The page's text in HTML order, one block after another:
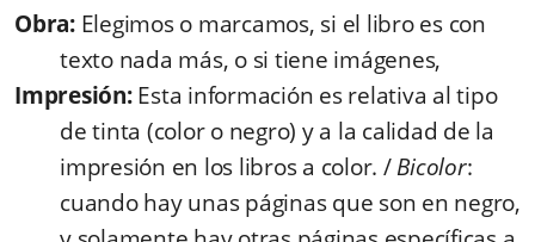
Obra: Elegimos o marcamos, si el libro es con
texto nada más, o si tiene imágenes,
Impresión:Esta información es relativa al tipo
de tinta (color o negro) y a la calidad de la
impresión en los libros a color. /Bicolor:
cuando hay unas páginas que son en negro,